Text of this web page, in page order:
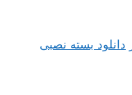
دانلود بسته نصبی